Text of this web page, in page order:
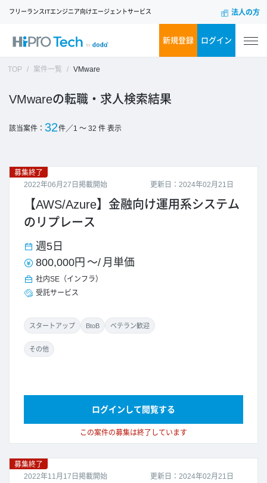
フリーランスITエンジニア向けエージェントサービス 法人の方
新規登録 ログイン
TOP 案件一覧 VMware
VMware
該当案件： 32件／1 ～ 32 件 表示
更新日：2024年02月21日
募集終了
2022年06月27日掲載開始
【AWS/Azure】金融向け運用系システム
のリプレース
週5日
800,000円 ～/ 月単価
社内SE（インフラ）
受託サービス
スタートアップ BtoB ベテラン歓迎
その他
この案件の募集は終了しています
ログインして閲覧する
更新日：2024年02月21日
募集終了
2022年11月17日掲載開始